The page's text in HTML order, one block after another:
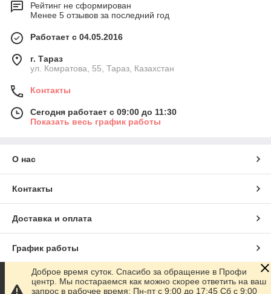
Рейтинг не сформирован
Менее 5 отзывов за последний год
Работает с 04.05.2016
г. Тараз
ул. Комратова, 55, Тараз, Казахстан
Контакты
Сегодня работает с 09:00 до 11:30
Показать весь график работы
О нас
Контакты
Доставка и оплата
График работы
Полная версия сайта
Доброе время суток. Спасибо за обращение в Профи
центр. Мы постараемся как можно скорее ответить на ваш
запрос в рабочее время: Пн-пт с 9:00 до 17:45 Сб с 9:00